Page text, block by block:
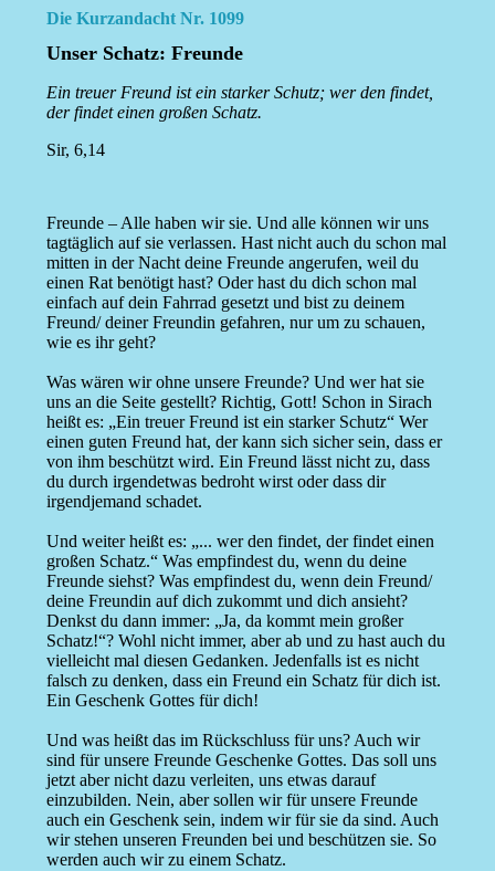
Die Kurzandacht Nr. 1099
Unser Schatz: Freunde
Ein treuer Freund ist ein starker Schutz; wer den findet,
der findet einen großen Schatz.
Sir, 6,14
Freunde – Alle haben wir sie. Und alle können wir uns
tagtäglich auf sie verlassen. Hast nicht auch du schon mal
mitten in der Nacht deine Freunde angerufen, weil du
einen Rat benötigt hast? Oder hast du dich schon mal
einfach auf dein Fahrrad gesetzt und bist zu deinem
Freund/ deiner Freundin gefahren, nur um zu schauen,
wie es ihr geht?
Was wären wir ohne unsere Freunde? Und wer hat sie
uns an die Seite gestellt? Richtig, Gott! Schon in Sirach
heißt es: „Ein treuer Freund ist ein starker Schutz“ Wer
einen guten Freund hat, der kann sich sicher sein, dass er
von ihm beschützt wird. Ein Freund lässt nicht zu, dass
du durch irgendetwas bedroht wirst oder dass dir
irgendjemand schadet.
Und weiter heißt es: „... wer den findet, der findet einen
großen Schatz.“ Was empfindest du, wenn du deine
Freunde siehst? Was empfindest du, wenn dein Freund/
deine Freundin auf dich zukommt und dich ansieht?
Denkst du dann immer: „Ja, da kommt mein großer
Schatz!“? Wohl nicht immer, aber ab und zu hast auch du
vielleicht mal diesen Gedanken. Jedenfalls ist es nicht
falsch zu denken, dass ein Freund ein Schatz für dich ist.
Ein Geschenk Gottes für dich!
Und was heißt das im Rückschluss für uns? Auch wir
sind für unsere Freunde Geschenke Gottes. Das soll uns
jetzt aber nicht dazu verleiten, uns etwas darauf
einzubilden. Nein, aber sollen wir für unsere Freunde
auch ein Geschenk sein, indem wir für sie da sind. Auch
wir stehen unseren Freunden bei und beschützen sie. So
werden auch wir zu einem Schatz.